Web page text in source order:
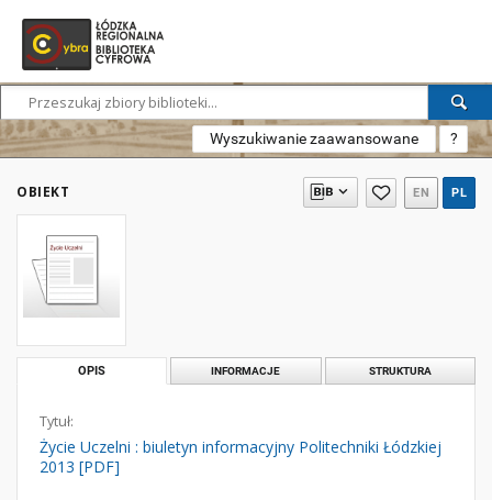
Wyszukiwanie zaawansowane ?
OBIEKT EN PL
OPIS INFORMACJE STRUKTURA
Tytuł:
Życie Uczelni : biuletyn informacyjny Politechniki Łódzkiej
2013 [PDF]